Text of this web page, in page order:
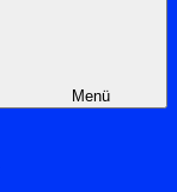
Menü